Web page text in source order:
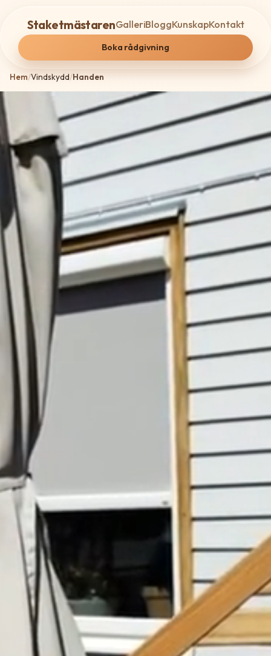
StaketmästarenGalleriBloggKunskapKontakt
Boka rådgivning
Hem/Vindskydd/Handen